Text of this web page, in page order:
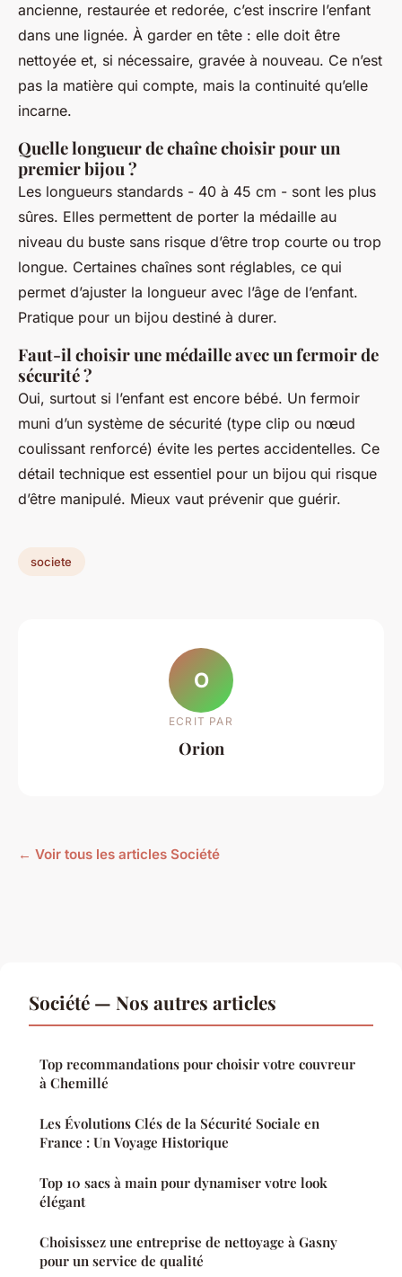
ancienne, restaurée et redorée, c’est inscrire l’enfant
dans une lignée. À garder en tête : elle doit être
nettoyée et, si nécessaire, gravée à nouveau. Ce n’est
pas la matière qui compte, mais la continuité qu’elle
incarne.
Quelle longueur de chaîne choisir pour un
premier bijou ?
Les longueurs standards - 40 à 45 cm - sont les plus
sûres. Elles permettent de porter la médaille au
niveau du buste sans risque d’être trop courte ou trop
longue. Certaines chaînes sont réglables, ce qui
permet d’ajuster la longueur avec l’âge de l’enfant.
Pratique pour un bijou destiné à durer.
Faut-il choisir une médaille avec un fermoir de
sécurité ?
Oui, surtout si l’enfant est encore bébé. Un fermoir
muni d’un système de sécurité (type clip ou nœud
coulissant renforcé) évite les pertes accidentelles. Ce
détail technique est essentiel pour un bijou qui risque
d’être manipulé. Mieux vaut prévenir que guérir.
societe
O
ECRIT PAR
Orion
← Voir tous les articles Société
Société — Nos autres articles
Top recommandations pour choisir votre couvreur
à Chemillé
Les Évolutions Clés de la Sécurité Sociale en
France : Un Voyage Historique
Top 10 sacs à main pour dynamiser votre look
élégant
Choisissez une entreprise de nettoyage à Gasny
pour un service de qualité